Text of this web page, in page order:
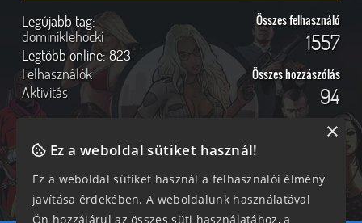
Legújabb tag:
dominiklehocki
Legtöbb online:823
Felhasználók
Aktivitás
Összes felhasználó
1557
Összes hozzászólás
94
Online felhasználók
361 vendég, 0 tag
Kövess Minket!
Ez a weboldal sütiket használ!
Ez a weboldal sütiket használ a felhasználói élmény
javítása érdekében. A weboldalunk használatával
Ön hozzájárul az összes süti használatához, a
×